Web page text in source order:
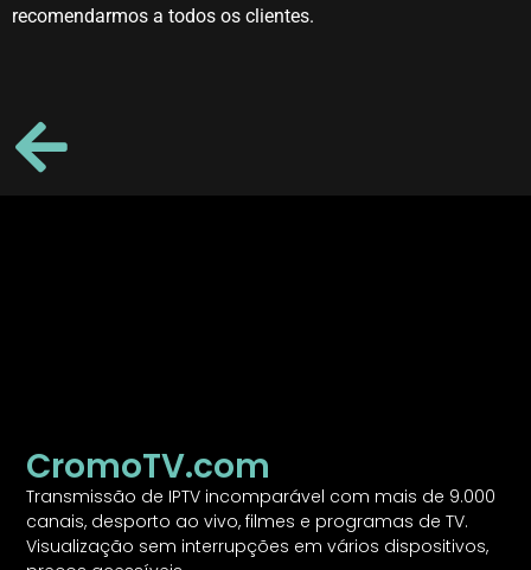
recomendarmos a todos os clientes.
CromoTV.com
Transmissão de IPTV incomparável com mais de 9.000
canais, desporto ao vivo, filmes e programas de TV.
Visualização sem interrupções em vários dispositivos,